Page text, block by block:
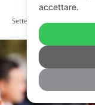
Settembre 18, 2025
accettare.